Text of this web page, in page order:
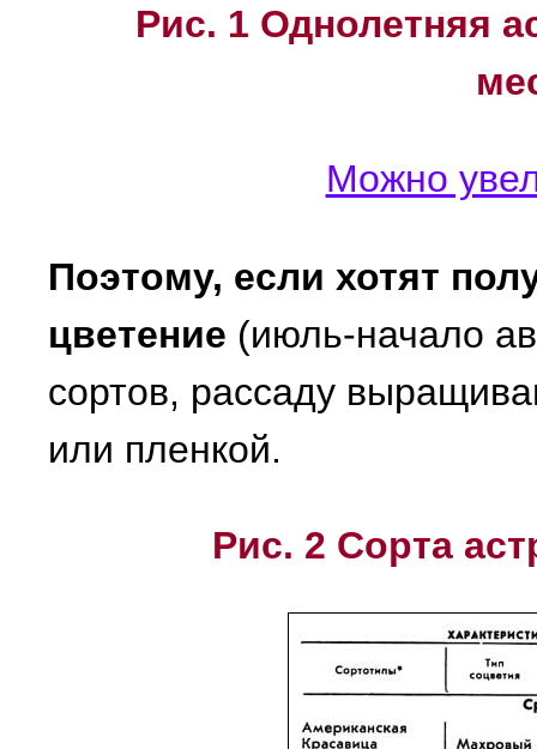
Рис. 1 Однолетняя
Можно
Поэтому, если хотят
цветение (июль-начало
сортов, рассаду
или пленкой.
Рис. 2 Сорта